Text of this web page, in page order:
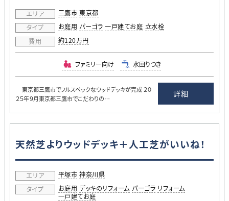
エリア 三鷹市 東京都
タイプ
お庭用 パーゴラ 一戸建てお庭 立水栓
費用
約120万円
ファミリー向け 水回りつき
東京都三鷹市でフルスペックなウッドデッキが完成 ２０
２５年９月東京都三鷹市でこだわりの…
詳細
天然芝よりウッドデッキ＋人工芝がいいね！
エリア 平塚市 神奈川県
タイプ
お庭用 デッキのリフォーム パーゴラ リフォーム
一戸建てお庭